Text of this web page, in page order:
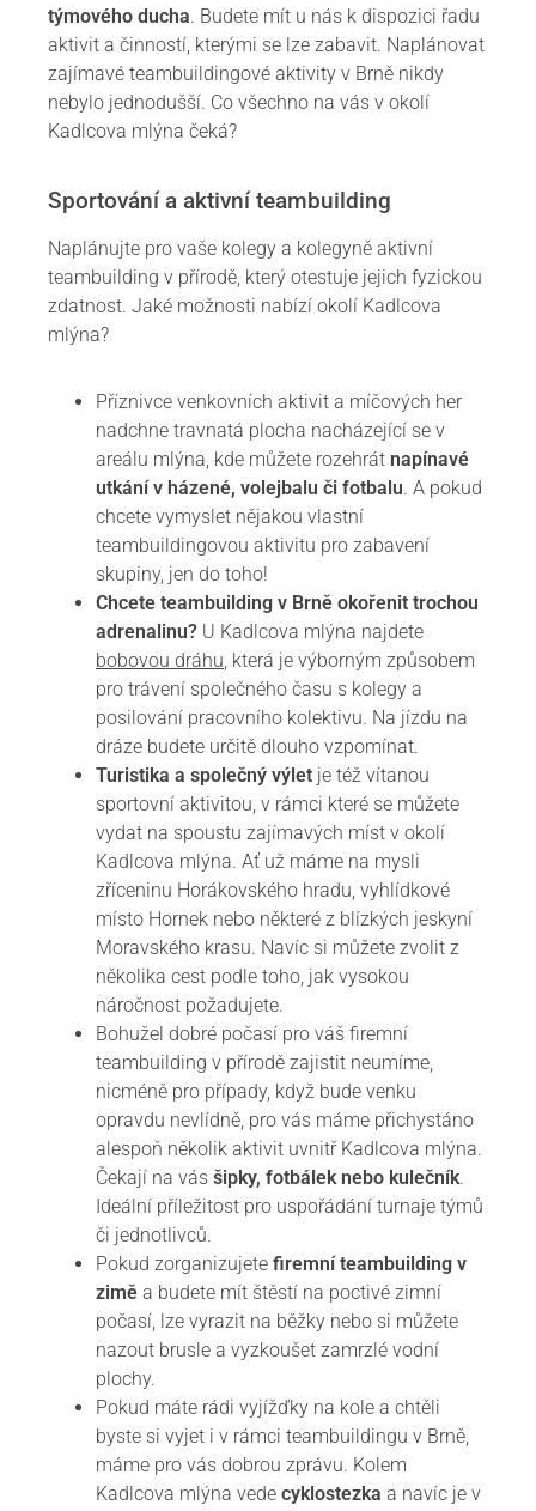
týmového ducha. Budete mít u nás k dispozici řadu
aktivit a činností, kterými se lze zabavit. Naplánovat
zajímavé teambuildingové aktivity v Brně nikdy
nebylo jednodušší. Co všechno na vás v okolí
Kadlcova mlýna čeká?
Sportování a aktivní teambuilding
Naplánujte pro vaše kolegy a kolegyně aktivní
teambuilding v přírodě, který otestuje jejich fyzickou
zdatnost. Jaké možnosti nabízí okolí Kadlcova
mlýna?
Příznivce venkovních aktivit a míčových her
nadchne travnatá plocha nacházející se v
areálu mlýna, kde můžete rozehrát napínavé
utkání v házené, volejbalu či fotbalu. A pokud
chcete vymyslet nějakou vlastní
teambuildingovou aktivitu pro zabavení
skupiny, jen do toho!
Chcete teambuilding v Brně okořenit trochou
adrenalinu? U Kadlcova mlýna najdete
bobovou dráhu, která je výborným způsobem
pro trávení společného času s kolegy a
posilování pracovního kolektivu. Na jízdu na
dráze budete určitě dlouho vzpomínat.
Turistika a společný výlet je též vítanou
sportovní aktivitou, v rámci které se můžete
vydat na spoustu zajímavých míst v okolí
Kadlcova mlýna. Ať už máme na mysli
zříceninu Horákovského hradu, vyhlídkové
místo Hornek nebo některé z blízkých jeskyní
Moravského krasu. Navíc si můžete zvolit z
několika cest podle toho, jak vysokou
náročnost požadujete.
Bohužel dobré počasí pro váš firemní
teambuilding v přírodě zajistit neumíme,
nicméně pro případy, když bude venku
opravdu nevlídně, pro vás máme přichystáno
alespoň několik aktivit uvnitř Kadlcova mlýna.
Čekají na vás šipky, fotbálek nebo kulečník.
Ideální příležitost pro uspořádání turnaje týmů
či jednotlivců.
Pokud zorganizujete firemní teambuilding v
zimě a budete mít štěstí na poctivé zimní
počasí, lze vyrazit na běžky nebo si můžete
nazout brusle a vyzkoušet zamrzlé vodní
plochy.
Pokud máte rádi vyjížďky na kole a chtěli
byste si vyjet i v rámci teambuildingu v Brně,
máme pro vás dobrou zprávu. Kolem
Kadlcova mlýna vede cyklostezka a navíc je v